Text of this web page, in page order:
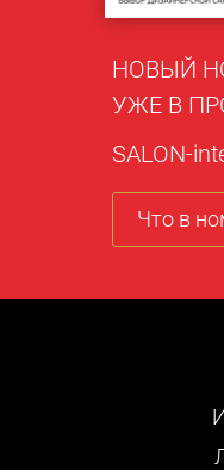
НОВЫЙ
УЖЕ В
SALON-
Что в